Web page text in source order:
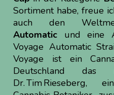
Sortiment habe, freue
auch den
Automatic und eine
Voyage Automatic
Voyage ist ein
Deutschland
Dr. Tim Rieseberg,